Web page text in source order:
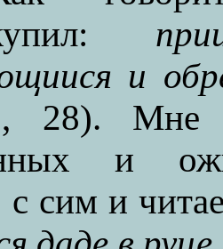
и
28). Мне
и
с сим и